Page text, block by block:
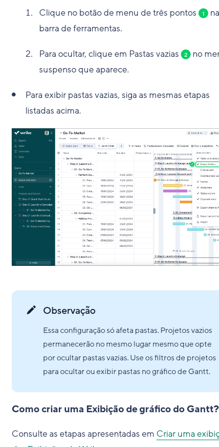
Clique no botão de menu detrês pontos 1
na
barra de ferramentas.
Para ocultar, clique em Pastas vazias 2
no
suspenso que aparece.
Para exibir pastas vazias, siga as mesmas etapas
listadas acima.
Observação
Essa configuração só afeta pastas. Projetos vazios
permanecerão no mesmo lugar mesmo que opte
por ocultar pastas vazias. Use os filtros de projetos
para ocultar ou exibir pastas no gráfico de Gantt.
Como criar uma Exibição de gráfico do Gantt?
Consulte as etapas apresentadas em Criar uma